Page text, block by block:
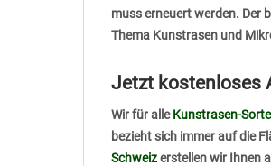
muss erneuert werden. Der
Thema Kunstrasen und
Jetzt kostenloses
Wir für alleKunstrasen-
bezieht sich immer auf die
Schweizerstellen wir Ihnen